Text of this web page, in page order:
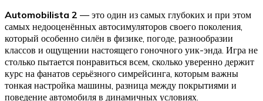
Automobilista 2 — это один из самых глубоких и при этом
самых недооценённых автосимуляторов своего поколения,
который особенно силён в физике, погоде, разнообразии
классов и ощущении настоящего гоночного уик-энда. Игра не
столько пытается понравиться всем, сколько уверенно держит
курс на фанатов серьёзного симрейсинга, которым важны
тонкая настройка машины, разница между покрытиями и
поведение автомобиля в динамичных условиях.